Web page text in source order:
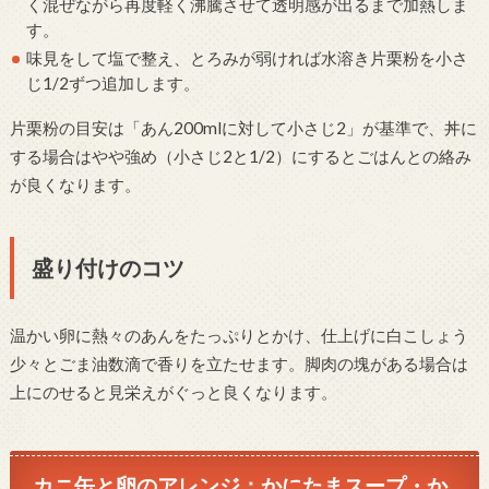
く混ぜながら再度軽く沸騰させて透明感が出るまで加熱しま
す。
味見をして塩で整え、とろみが弱ければ水溶き片栗粉を小さ
じ1/2ずつ追加します。
片栗粉の目安は「あん200mlに対して小さじ2」が基準で、丼に
する場合はやや強め（小さじ2と1/2）にするとごはんとの絡み
が良くなります。
盛り付けのコツ
温かい卵に熱々のあんをたっぷりとかけ、仕上げに白こしょう
少々とごま油数滴で香りを立たせます。脚肉の塊がある場合は
上にのせると見栄えがぐっと良くなります。